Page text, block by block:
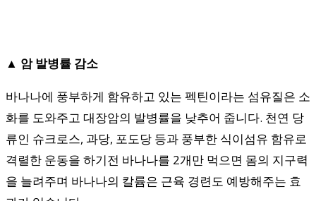
▲ 암 발병률 감소
바나나에 풍부하게 함유하고 있는 펙틴이라는 섬유질은 소
화를 도와주고 대장암의 발병률을 낮추어 줍니다. 천연 당
류인 슈크로스, 과당, 포도당 등과 풍부한 식이섬유 함유로
격렬한 운동을 하기전 바나나를 2개만 먹으면 몸의 지구력
을 늘려주며 바나나의 칼륨은 근육 경련도 예방해주는 효